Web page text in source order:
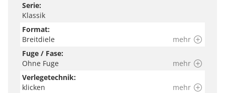
Serie:
Klassik
Format:
Breitdiele
mehr
Fuge / Fase:
Ohne Fuge
mehr
Verlegetechnik:
klicken
mehr